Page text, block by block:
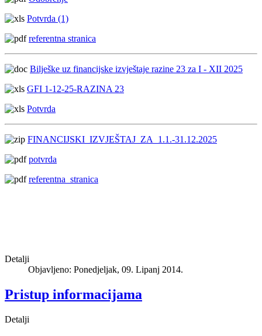
Potvrda (1)
referentna stranica
Bilješke uz financijske izvještaje razine 23 za I - XII 2025
GFI 1-12-25-RAZINA 23
Potvrda
FINANCIJSKI_IZVJEŠTAJ_ZA_1.1.-31.12.2025
potvrda
referentna_stranica
Detalji
Objavljeno: Ponedjeljak, 09. Lipanj 2014.
Pristup informacijama
Detalji